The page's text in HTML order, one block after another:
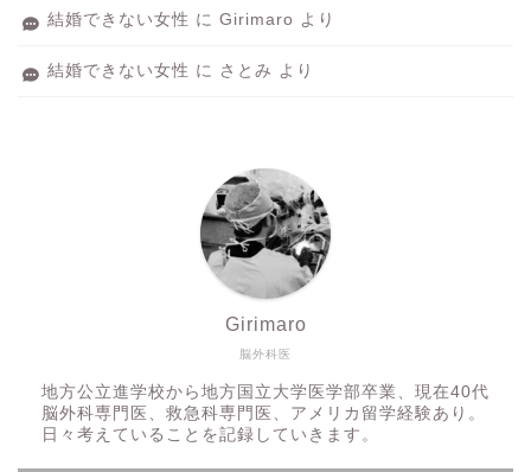
結婚できない女性 に Girimaro より
結婚できない女性 に さとみ より
脳外科医
Girimaro
地方公立進学校から地方国立大学医学部卒業、現在40代
脳外科専門医、救急科専門医、アメリカ留学経験あり。
日々考えていることを記録していきます。